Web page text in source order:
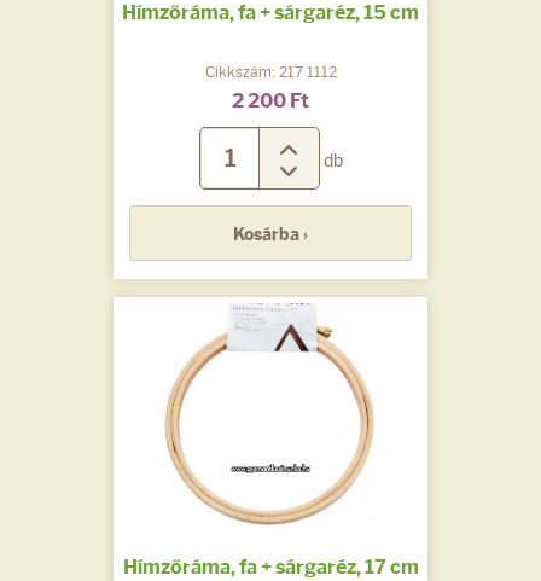
Hímzőráma, fa + sárgaréz, 15 cm
Cikkszám: 217 1112
2 200 Ft
db
Kosárba ›
Hímzőráma, fa + sárgaréz, 17 cm